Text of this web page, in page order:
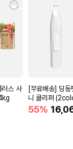
스 사
[무료배송] 딩동
니 클리퍼
55%